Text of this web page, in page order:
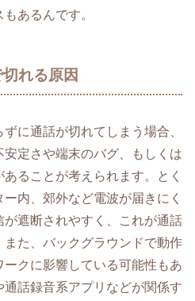
あるんです。
れる原因
に通話が切れてしまう場合、
定さや端末のバグ、もしくは
ることが考えられます。とく
内、郊外など電波が届きにく
遮断されやすく、これが通話
た、バックグラウンドで動作
ークに影響している可能性もあ
通話録音系アプリなどが関係す